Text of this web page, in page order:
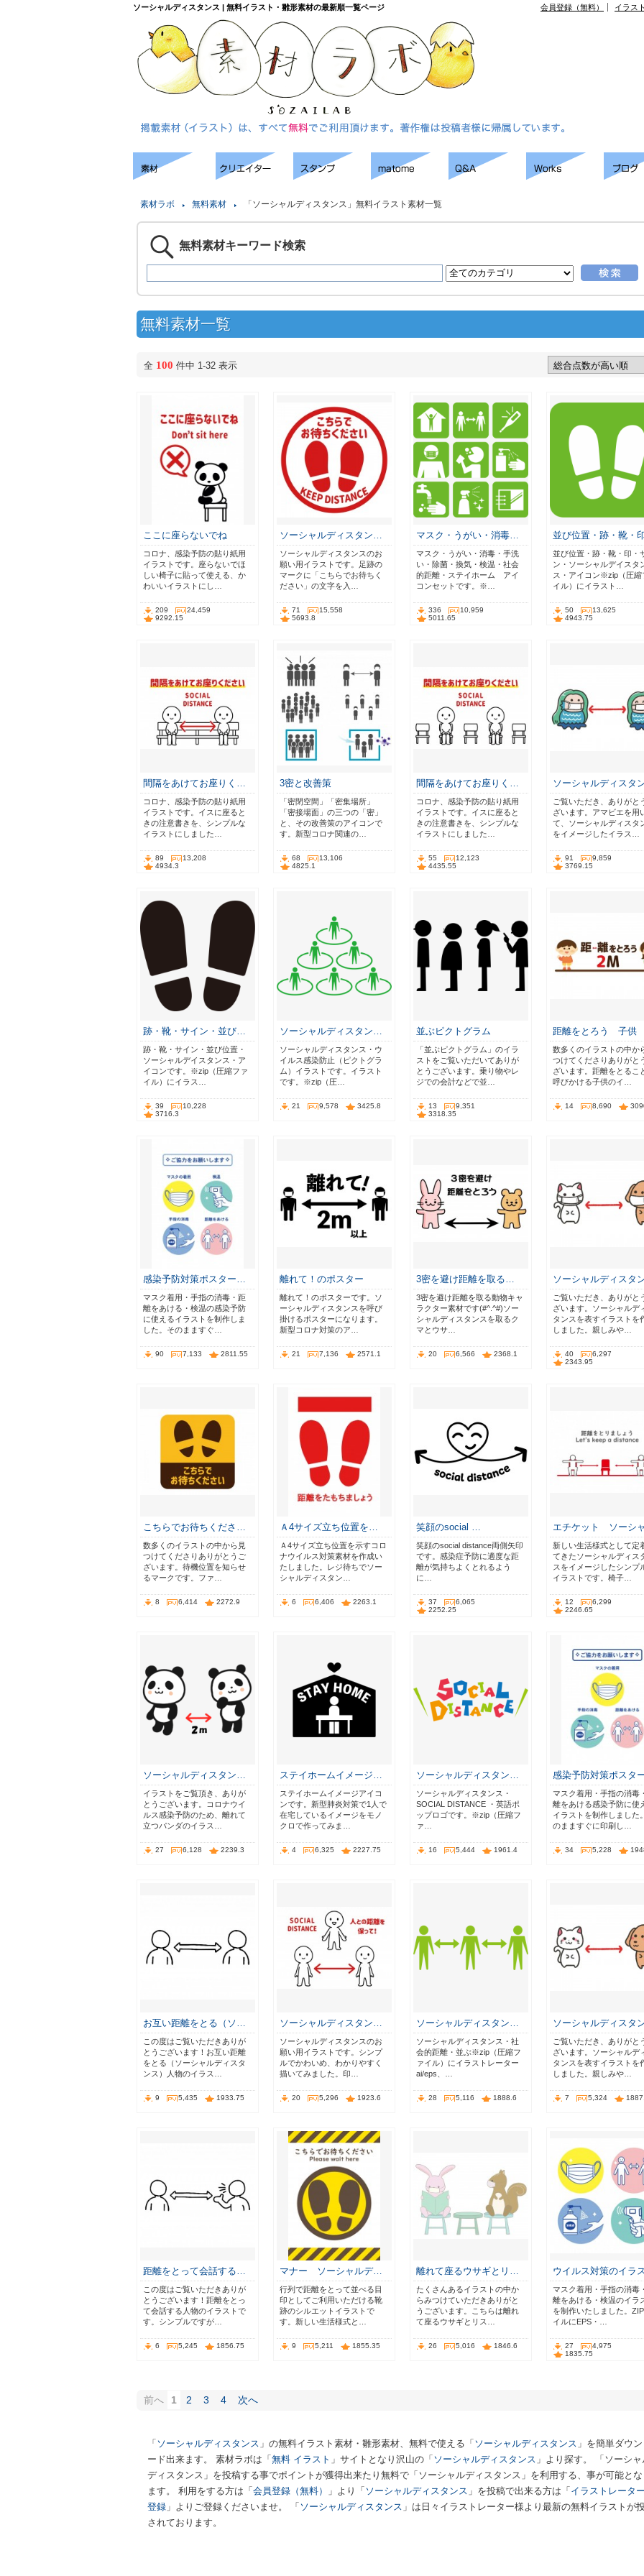
ソーシャルディスタンス | 無料イラスト・雛形素材の最新順一覧ページ 会員登録（無料） イラス
素材ラボ 無料素材 「ソーシャルディスタンス」無料イラスト素材一覧
無料素材キーワード検索
無料素材一覧
全 100 件中 1-32 表示
ここに座らないでね
コロナ、感染予防の貼り紙用
イラストです。座らないでほ
しい椅子に貼って使える、か
わいいイラストにし…
209
24,459
9292.15
ソーシャルディスタン…
ソーシャルディスタンスのお
願い用イラストです。足跡の
マークに「こちらでお待ちく
ださい」の文字を入…
71
15,558
5693.8
マスク・うがい・消毒…
マスク・うがい・消毒・手洗
い・除菌・換気・検温・社会
的距離・ステイホーム アイ
コンセットです。※…
336
10,959
5011.65
並び位置・跡・靴・
並び位置・跡・靴・印・
ン・ソーシャルデイスタ
ス・アイコン※zip（圧縮
イル）にイラスト…
50
13,625
4943.75
間隔をあけてお座りく…
コロナ、感染予防の貼り紙用
イラストです。イスに座ると
きの注意書きを、シンプルな
イラストにしました…
89
13,208
4934.3
3密と改善策
「密閉空間」「密集場所」
「密接場面」の三つの「密」
と、その改善策のアイコンで
す。新型コロナ関連の…
68
13,106
4825.1
間隔をあけてお座りく…
コロナ、感染予防の貼り紙用
イラストです。イスに座ると
きの注意書きを、シンプルな
イラストにしました…
55
12,123
4435.55
ソーシャルディスタ
ご覧いただき、ありがと
ざいます。アマビエを用
て、ソーシャルディスタ
をイメージしたイラス…
91
9,859
3769.15
跡・靴・サイン・並び…
跡・靴・サイン・並び位置・
ソーシャルデイスタンス・ア
イコンです。※zip（圧縮ファ
イル）にイラス…
39
10,228
3716.3
ソーシャルディスタン…
ソーシャルディスタンス・ウ
イルス感染防止（ピクトグラ
ム）イラストです。イラスト
です。※zip（圧…
21 9,578 3425.8
並ぶピクトグラム
「並ぶピクトグラム」のイラ
ストをご覧いただいてありが
とうございます。乗り物やレ
ジでの会計などで並…
13
9,351
3318.35
距離をとろう 子
数多くのイラストの中か
つけてくださりありがと
ざいます。距離をとるこ
呼びかける子供のイ…
14 8,690
感染予防対策ポスター…
マスク着用・手指の消毒・距
離をあける・検温の感染予防
に使えるイラストを制作しま
した。そのまますぐ…
90 7,133 2811.55
離れて！のポスター
離れて！のポスターです。ソ
ーシャルディスタンスを呼び
掛けるポスターになります。
新型コロナ対策のア…
21 7,136 2571.1
3密を避け距離を取る…
3密を避け距離を取る動物キャ
ラクター素材です(#^.^#)ソー
シャルディスタンスを取るク
マとウサ…
20 6,566 2368.1
ソーシャルディスタ
ご覧いただき、ありがと
ざいます。ソーシャルデ
タンスを表すイラストを
しました。親しみや…
40
6,297
2343.95
こちらでお待ちくださ…
数多くのイラストの中から見
つけてくださりありがとうご
ざいます。待機位置を知らせ
るマークです。ファ…
8 6,414 2272.9
Ａ4サイズ立ち位置を…
Ａ4サイズ立ち位置を示すコロ
ナウイルス対策素材を作成い
たしました。レジ待ちでソー
シャルディスタン…
6 6,406 2263.1
笑顔のsocial …
笑顔のsocial distance両側矢印
です。感染症予防に適度な距
離が気持ちよくとれるよう
に…
37
6,065
2252.25
エチケット ソーシ
新しい生活様式として定
てきたソーシャルディス
スをイメージしたシンプ
イラストです。椅子…
12
6,299
2246.65
ソーシャルディスタン…
イラストをご覧頂き、ありが
とうございます。コロナウイ
ルス感染予防のため、離れて
立つパンダのイラス…
27 6,128 2239.3
ステイホームイメージ…
ステイホームイメージアイコ
ンです。新型肺炎対策で1人で
在宅しているイメージをモノ
クロで作ってみま…
4 6,325 2227.75
ソーシャルディスタン…
ソーシャルディスタンス・
SOCIAL DISTANCE ・英語ポ
ップロゴです。※zip（圧縮フ
ァ…
16 5,444 1961.4
感染予防対策ポスタ
マスク着用・手指の消毒
離をあける感染予防に使
イラストを制作しました
のまますぐに印刷し…
34 5,228
お互い距離をとる（ソ…
この度はご覧いただきありが
とうございます！お互い距離
をとる（ソーシャルディスタ
ンス）人物のイラス…
9 5,435 1933.75
ソーシャルディスタン…
ソーシャルディスタンスのお
願い用イラストです。シンプ
ルでかわいめ、わかりやすく
描いてみました。印…
20 5,296 1923.6
ソーシャルディスタン…
ソーシャルディスタンス・社
会的距離・並ぶ※zip（圧縮フ
ァイル）にイラストレーター
ai/eps、…
28 5,116 1888.6
ソーシャルディスタ
ご覧いただき、ありがと
ざいます。ソーシャルデ
タンスを表すイラストを
しました。親しみや…
7 5,324
距離をとって会話する…
この度はご覧いただきありが
とうございます！距離をとっ
て会話する人物のイラストで
す。シンプルですが…
6 5,245 1856.75
マナー ソーシャルデ…
行列で距離をとって並べる目
印としてご利用いただける靴
跡のシルエットイラストで
す。新しい生活様式と…
9 5,211 1855.35
離れて座るウサギとリ…
たくさんあるイラストの中か
らみつけていただきありがと
うございます。こちらは離れ
て座るウサギとリス…
26 5,016 1846.6
ウイルス対策のイラ
マスク着用・手指の消毒
離をあける・検温のイラ
を制作いたしました。
イルにEPS・…
27
4,975
1835.75
前へ 1 2 3 4 次へ
「 ソーシャルディスタンス 」の無料イラスト素材・雛形素材、無料で使える「 ソーシャルディスタンス 」を簡単ダウン
ード出来ます。 素材ラボは「 無料 イラスト 」サイトとなり沢山の「 ソーシャルディスタンス 」より探す。 「ソーシャ
ディスタンス」を投稿する事でポイントが獲得出来たり無料で「ソーシャルディスタンス」を利用する、事が可能とな
ます。 利用をする方は「 会員登録（無料） 」より「 ソーシャルディスタンス 」を投稿で出来る方は「 イラストレータ
登録 」よりご登録くださいませ。 「 ソーシャルディスタンス 」は日々イラストレーター様より最新の無料イラストが
されております。